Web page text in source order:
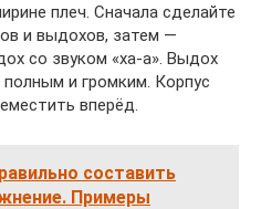
плеч. Сначала сделайте
и выдохов, затем —
со звуком «ха-а». Выдох
и громким. Корпус
вперёд.
составить
Примеры